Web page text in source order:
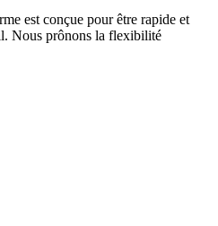
est conçue pour être rapide et
Nous prônons la flexibilité